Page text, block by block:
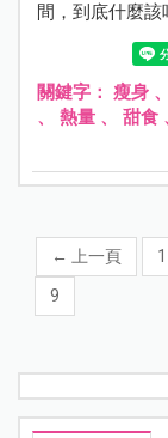
間，到底什麼
期，讓我們帶
關鍵字： 瘦身、
、 熱量、 甜食
← 上一頁 1
9